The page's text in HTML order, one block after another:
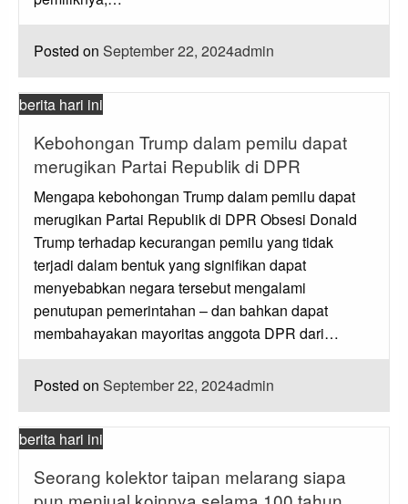
Posted on September 22, 2024admin
berita hari ini
Kebohongan Trump dalam pemilu dapat
merugikan Partai Republik di DPR
Mengapa kebohongan Trump dalam pemilu dapat
merugikan Partai Republik di DPR Obsesi Donald
Trump terhadap kecurangan pemilu yang tidak
terjadi dalam bentuk yang signifikan dapat
menyebabkan negara tersebut mengalami
penutupan pemerintahan – dan bahkan dapat
membahayakan mayoritas anggota DPR dari…
Posted on September 22, 2024admin
berita hari ini
Seorang kolektor taipan melarang siapa